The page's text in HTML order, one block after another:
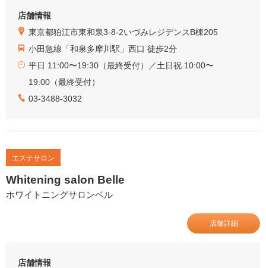
店舗情報
東京都狛江市東和泉3-8-2いづみレジデンスB棟205
小田急線「和泉多摩川駅」西口 徒歩2分
平日 11:00〜19:30（最終受付）／土日祝 10:00〜
19:00（最終受付）
03-3488-3032
エステサロン
Whitening salon Belle
ホワイトニングサロンベル
店舗詳細
店舗情報